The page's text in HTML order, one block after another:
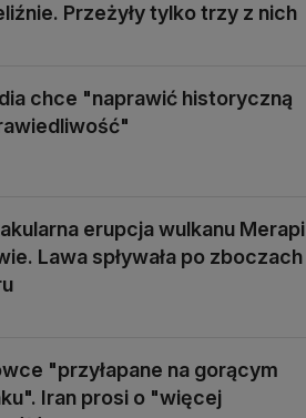
Przeżyły tylko trzy z nich
chce "naprawić historyczną
erupcja wulkanu Merapi
Lawa spływała po zboczach
"przyłapane na gorącym
Iran prosi o "więcej